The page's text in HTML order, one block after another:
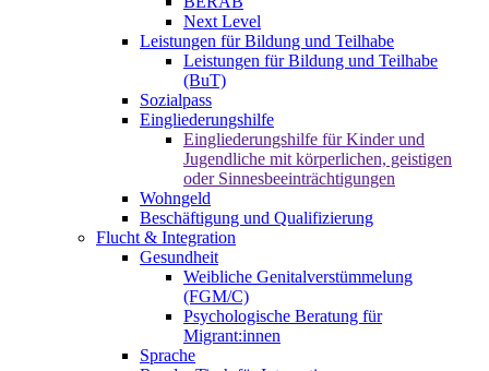
Next Level
Leistungen für Bildung und Teilhabe
Leistungen für Bildung und Teilhabe
(BuT)
Sozialpass
Eingliederungshilfe
Eingliederungshilfe für Kinder und
Jugendliche mit körperlichen, geistigen
oder Sinnesbeeinträchtigungen
Wohngeld
Beschäftigung und Qualifizierung
Flucht & Integration
Gesundheit
Weibliche Genitalverstümmelung
(FGM/C)
Psychologische Beratung für
Migrant:innen
Sprache